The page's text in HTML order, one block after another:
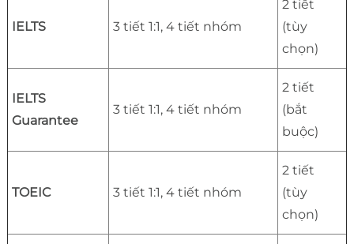
IELTS 3 tiết 1:1, 4 tiết nhóm
2 tiết
(tùy
chọn)
IELTS
Guarantee
3 tiết 1:1, 4 tiết nhóm
2 tiết
(bắt
buộc)
TOEIC 3 tiết 1:1, 4 tiết nhóm
2 tiết
(tùy
chọn)